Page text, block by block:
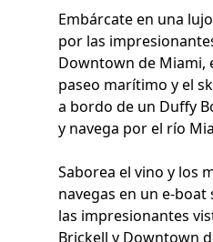
Embárcate en una
por las
Downtown de Miami,
paseo marítimo y el
a bordo de un Duffy
y navega por el río
Saborea el vino y los
navegas en un e-
las impresionantes
Brickell y Downtown